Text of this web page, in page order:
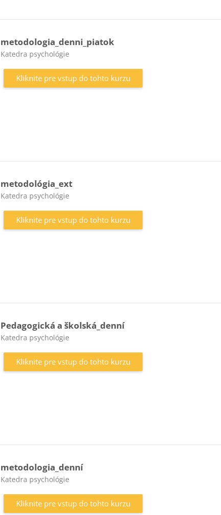
metodologia_denni_piatok
Kategória kurzu
Katedra psychológie
Kliknite pre vstup do tohto kurzu
metodológia_ext
Kategória kurzu
Katedra psychológie
Kliknite pre vstup do tohto kurzu
Pedagogická a školská_denní
Kategória kurzu
Katedra psychológie
Kliknite pre vstup do tohto kurzu
metodologia_denní
Kategória kurzu
Katedra psychológie
Kliknite pre vstup do tohto kurzu